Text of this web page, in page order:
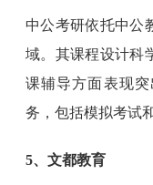
中公考研依托中公
域。其课程设计科
课辅导方面表现
务，包括模拟考试
5、文都教育